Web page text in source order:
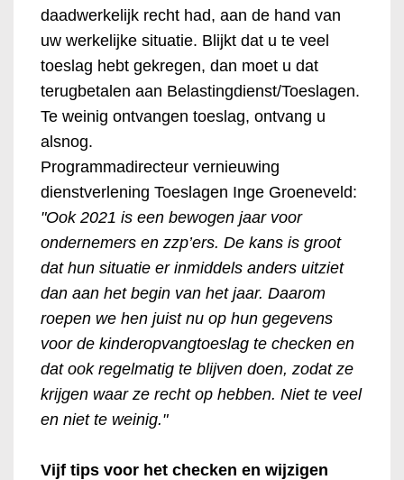
daadwerkelijk recht had, aan de hand van
uw werkelijke situatie. Blijkt dat u te veel
toeslag hebt gekregen, dan moet u dat
terugbetalen aan Belastingdienst/Toeslagen.
Te weinig ontvangen toeslag, ontvang u
alsnog.
Programmadirecteur vernieuwing
dienstverlening Toeslagen Inge Groeneveld:
"Ook 2021 is een bewogen jaar voor
ondernemers en zzp’ers. De kans is groot
dat hun situatie er inmiddels anders uitziet
dan aan het begin van het jaar. Daarom
roepen we hen juist nu op hun gegevens
voor de kinderopvangtoeslag te checken en
dat ook regelmatig te blijven doen, zodat ze
krijgen waar ze recht op hebben. Niet te veel
en niet te weinig."
Vijf tips voor het checken en wijzigen